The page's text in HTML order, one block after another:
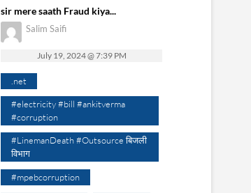
sir mere saath Fraud kiya...
Salim Saifi
July 19, 2024 @ 7:39 PM
.net
#electricity #bill #ankitverma
#corruption
#LinemanDeath #Outsource बिजली
विभाग
#mpebcorruption